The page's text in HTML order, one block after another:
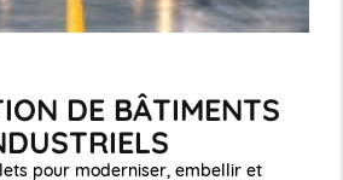
DE BÂTIMENTS
pour moderniser, embellir et